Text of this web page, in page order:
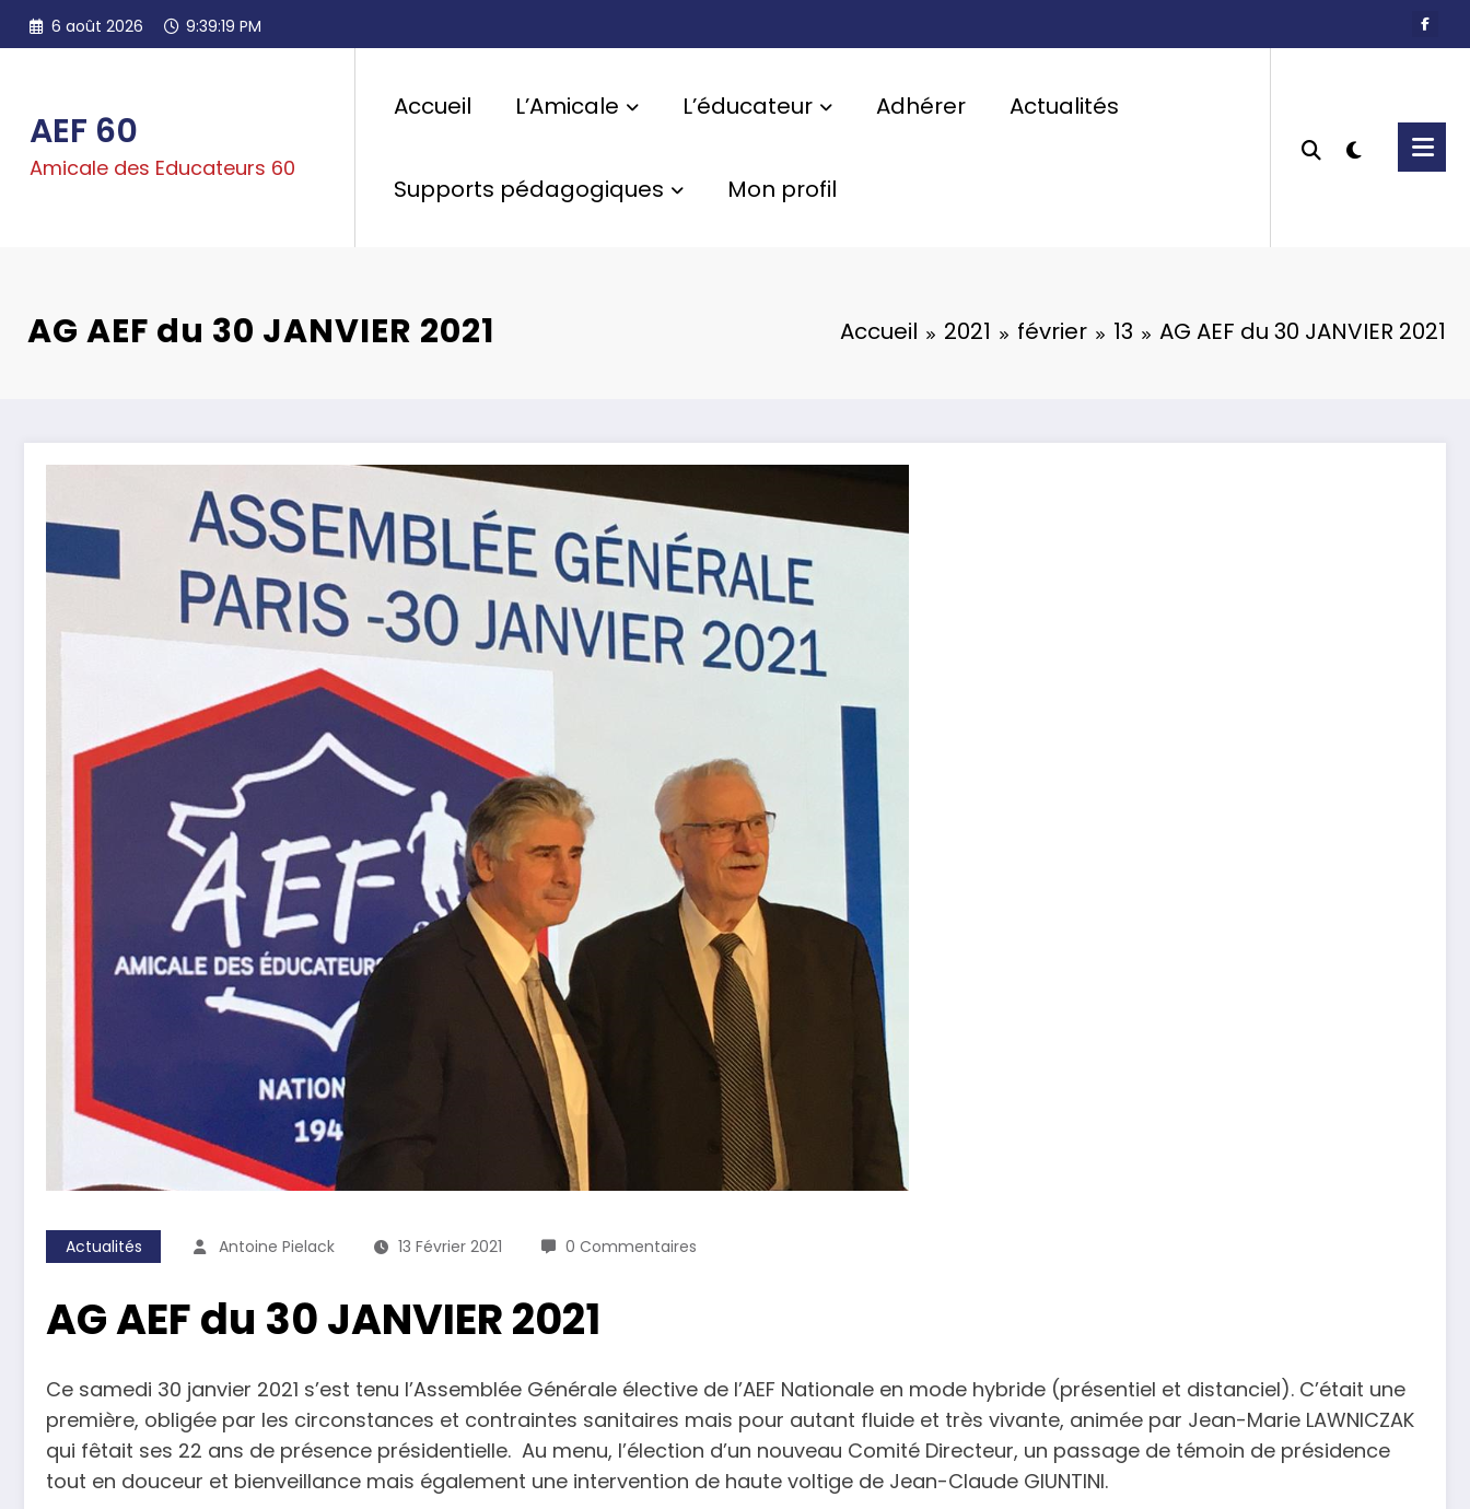
Aller
6 août 2026 9:39:21 PM
AEF 60
Amicale des Educateurs 60
Accueil L’Amicale L’éducateur Adhérer Actualités
Supports pédagogiques Mon profil
AG AEF du 30 JANVIER 2021 Accueil 2021 février 13 AG AEF du 30 JANVIER 2021
Actualités Antoine Pielack 13 Février 2021 0 Commentaires
AG AEF du 30 JANVIER 2021
Ce samedi 30 janvier 2021 s’est tenu l’Assemblée Générale élective de l’AEF Nationale en mode hybride (présentiel et distanciel). C’était une
première, obligée par les circonstances et contraintes sanitaires mais pour autant fluide et très vivante, animée par Jean-Marie LAWNICZAK
qui fêtait ses 22 ans de présence présidentielle. Au menu, l’élection d’un nouveau Comité Directeur, un passage de témoin de présidence
tout en douceur et bienveillance mais également une intervention de haute voltige de Jean-Claude GIUNTINI.